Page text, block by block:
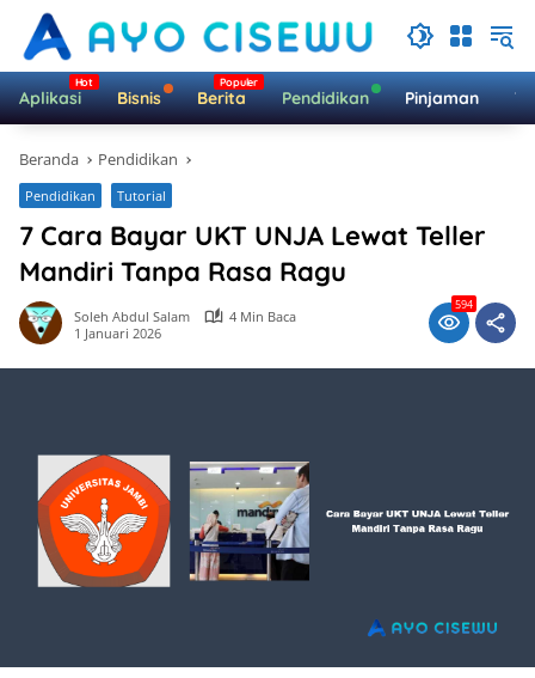
Langsung
konten
Aplikasi Bisnis Berita Pendidikan Pinjaman
Beranda Pendidikan
Pendidikan Tutorial
7 Cara Bayar UKT UNJA Lewat Teller
Mandiri Tanpa Rasa Ragu
Soleh Abdul Salam
4 Min Baca
1 Januari 2026
594